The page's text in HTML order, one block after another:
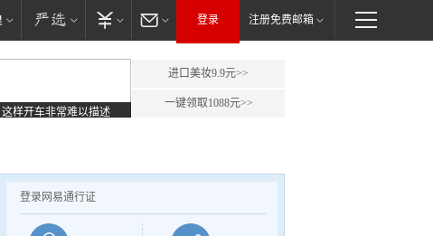
登录 注册免费邮箱
这样开车非常难以描述
进口美妆9.9元>>
一键领取1088元>>
登录网易通行证